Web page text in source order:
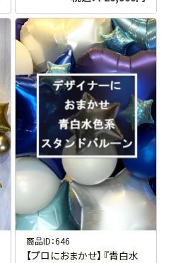
商品ID：646
【プロにおまかせ】 『青白水